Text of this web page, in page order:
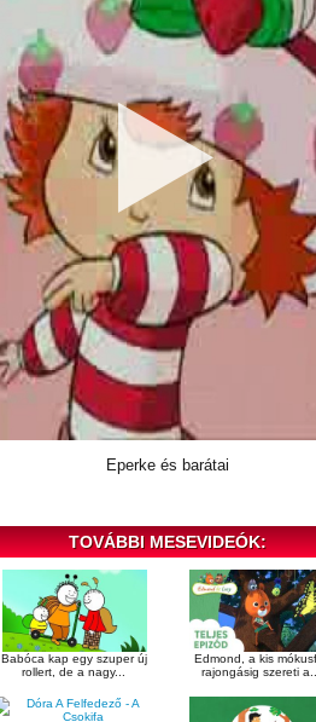
Eperke és barátai
TOVÁBBI MESEVIDEÓK:
Babóca kap egy szuper új
rollert, de a nagy...
Edmond, a kis
rajongásig szereti